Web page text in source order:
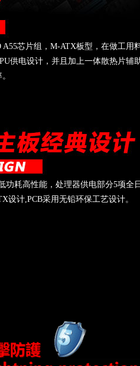
芯片组，M-ATX板型，在做工用
供电设计，并且加上一体散热片辅
功耗高性能，处理器供电部分5项全
设计,PCB采用无铅环保工艺设计。